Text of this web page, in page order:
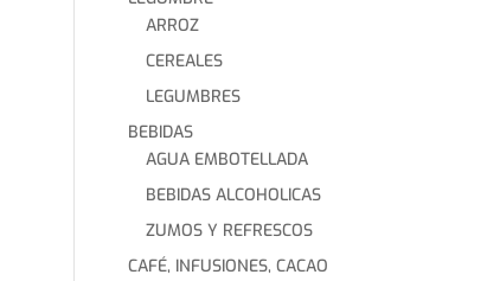
ARROZ
CEREALES
LEGUMBRES
BEBIDAS
AGUA EMBOTELLADA
BEBIDAS ALCOHOLICAS
ZUMOS Y REFRESCOS
CAFÉ, INFUSIONES, CACAO